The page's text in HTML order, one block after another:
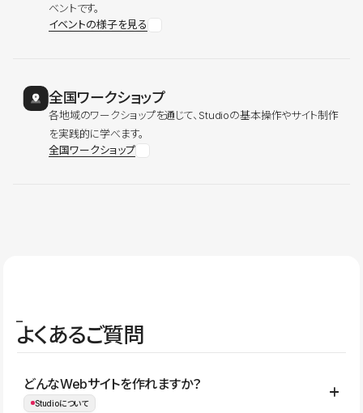
ベントです。
イベントの様子を見る
全国ワークショップ
各地域のワークショップを通じて、Studioの基本操作やサイト制作
を実践的に学べます。
全国ワークショップ
よくあるご質問
どんなWebサイトを作れますか？
Studioについて